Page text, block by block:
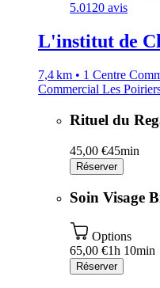
5.0120 avis
L'institut de
7,4 km • 1 Centre
Commercial Les
Rituel du
45,00 €45min
Réserver
Soin Visage
Options
65,00 €1h 10min
Réserver